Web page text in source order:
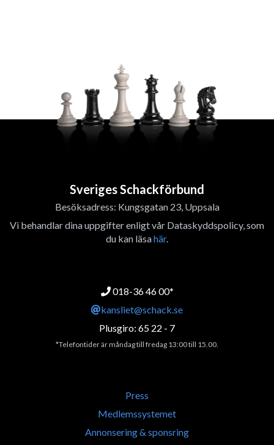
Sveriges Schackförbund
Besöksadress: Kungsgatan 23, Uppsala
Vi behandlar dina uppgifter enligt vår Dataskyddspolicy, som
du kan läsahär.
018-36 46 00*
kansliet@schack.se
Plusgiro: 65 22 - 7
*Telefontider är måndag till fredag 13:00 till 15.00.
Press
Medlemssystemet
Annonsering & sponsring